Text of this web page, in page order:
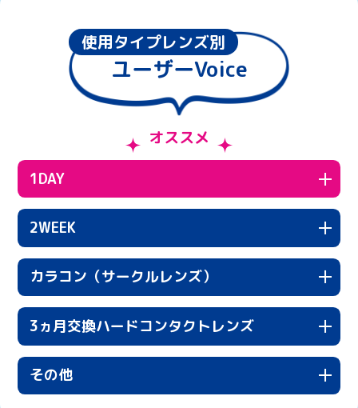
使用タイプレンズ別
ユーザーVoice
オススメ
1DAY
2WEEK
カラコン（サークルレンズ）
3ヵ月交換ハードコンタクトレンズ
その他